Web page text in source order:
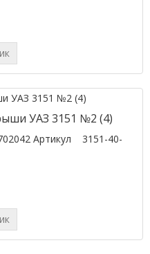
УАЗ 3151 №2 (4)
Артикул 3151-40-